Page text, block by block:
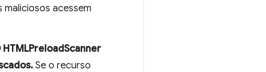
acessem
Se o recurso